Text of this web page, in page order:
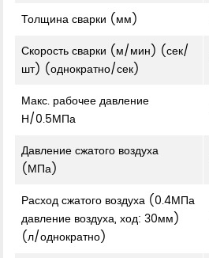
Толщина сварки (мм)
Скорость сварки (м/мин) (сек/
шт) (однократно/сек)
Макс. рабочее давление
Н/0.5МПа
Давление сжатого воздуха
(МПа)
Расход сжатого воздуха (0.4МПа
давление воздуха, ход: 30мм)
(л/однократно)